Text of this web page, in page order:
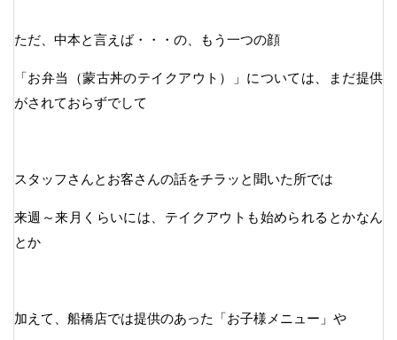
ただ、中本と言えば・・・の、もう一つの顔
「お弁当（蒙古丼のテイクアウト）」については、まだ提供
がされておらずでして
スタッフさんとお客さんの話をチラッと聞いた所では
来週～来月くらいには、テイクアウトも始められるとかなん
とか
加えて、船橋店では提供のあった「お子様メニュー」や